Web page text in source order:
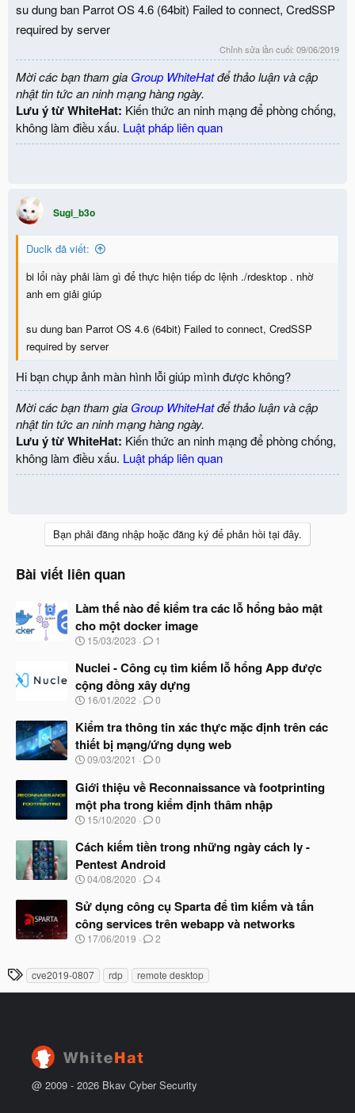
su dung ban Parrot OS 4.6 (64bit) Failed to connect, CredSSP
required by server
Chỉnh sửa lần cuối: 09/06/2019
Mời các bạn tham gia Group WhiteHatđể thảo luận và cập
nhật tin tức an ninh mạng hàng ngày.
Lưu ý từ WhiteHat: Kiến thức an ninh mạng để phòng chống,
không làm điều xấu. Luật pháp liên quan
Sugi_b3o
Duclk đã viết:
bi lổi này phải làm gì để thực hiện tiếp dc lệnh ./rdesktop . nhờ
anh em giải giúp
su dung ban Parrot OS 4.6 (64bit) Failed to connect, CredSSP
required by server
Hi bạn chụp ảnh màn hình lỗi giúp mình được không?
Mời các bạn tham gia Group WhiteHatđể thảo luận và cập
nhật tin tức an ninh mạng hàng ngày.
Lưu ý từ WhiteHat: Kiến thức an ninh mạng để phòng chống,
không làm điều xấu. Luật pháp liên quan
Bạn phải đăng nhập hoặc đăng ký để phản hồi tại đây.
Bài viết liên quan
Làm thế nào để kiểm tra các lỗ hổng bảo mật
cho một docker image
N
à
b
ắ
đ
ầ
u
15/03/2023 1
Nuclei - Công cụ tìm kiếm lỗ hổng App được
cộng đồng xây dựng
N
à
b
ắ
đ
ầ
u
16/01/2022 0
Kiểm tra thông tin xác thực mặc định trên các
thiết bị mạng/ứng dụng web
N
à
y
b
ắ
đ
ầ
u
09/03/2021 0
Giới thiệu về Reconnaissance và footprinting
một pha trong kiểm định thâm nhập
N
à
b
ắ
đ
ầ
u
15/10/2020 0
Cách kiếm tiền trong những ngày cách ly -
Pentest Android
N
à
b
ắ
đ
ầ
u
04/08/2020 4
Sử dụng công cụ Sparta để tìm kiếm và tấn
công services trên webapp và networks
N
y
u
17/06/2019 2
T
h
cve2019-0807 rdp remote desktop
@ 2009 - 2026 Bkav Cyber Security